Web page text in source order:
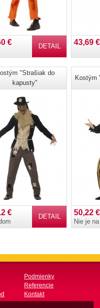
DETAIL
€ 43,69 €
"Strašiak do
kapusty"
DETAIL
€
Kostým
50,22 €
Nie je
Podmienky
Referencie
Kontakt